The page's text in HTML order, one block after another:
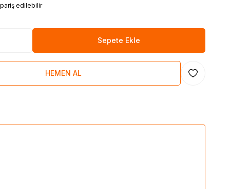
edilebilir
Sepete Ekle
HEMEN AL Favoriye